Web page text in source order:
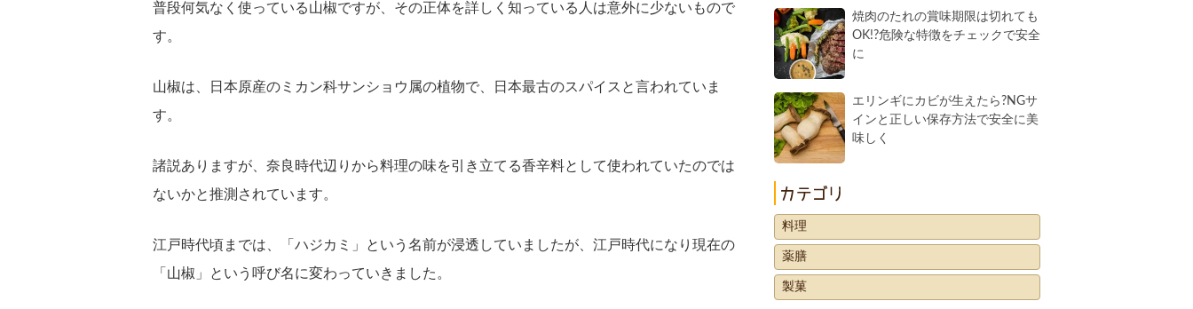
普段何気なく使っている山椒ですが、その正体を詳しく知っている人は意外に少ないもので
す。
山椒は、日本原産のミカン科サンショウ属の植物で、日本最古のスパイスと言われていま
す。
諸説ありますが、奈良時代辺りから料理の味を引き立てる香辛料として使われていたのでは
ないかと推測されています。
江戸時代頃までは、「ハジカミ」という名前が浸透していましたが、江戸時代になり現在の
「山椒」という呼び名に変わっていきました。
焼肉のたれの賞味期限は切れても
OK!?危険な特徴をチェックで安全
に
エリンギにカビが生えたら?NGサ
インと正しい保存方法で安全に美
味しく
料理
薬膳
製菓